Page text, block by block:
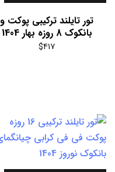
تور تایلند ترکیبی پوکت و
بانکوک 8 روزه بهار 1404
$417